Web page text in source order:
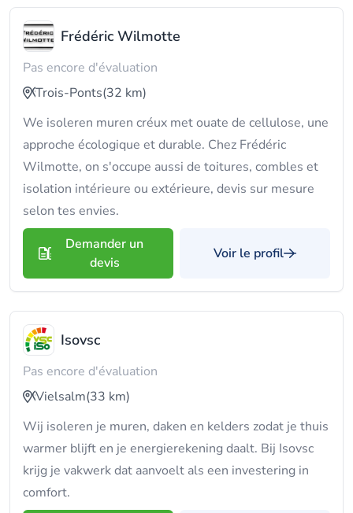
Frédéric Wilmotte
Pas encore d'évaluation
Trois-Ponts(32 km)
We isoleren muren créux met ouate de cellulose, une
approche écologique et durable. Chez Frédéric
Wilmotte, on s'occupe aussi de toitures, combles et
isolation intérieure ou extérieure, devis sur mesure
selon tes envies.
Demander un
devis
Voir le profil
Isovsc
Pas encore d'évaluation
Vielsalm(33 km)
Wij isoleren je muren, daken en kelders zodat je thuis
warmer blijft en je energierekening daalt. Bij Isovsc
krijg je vakwerk dat aanvoelt als een investering in
comfort.